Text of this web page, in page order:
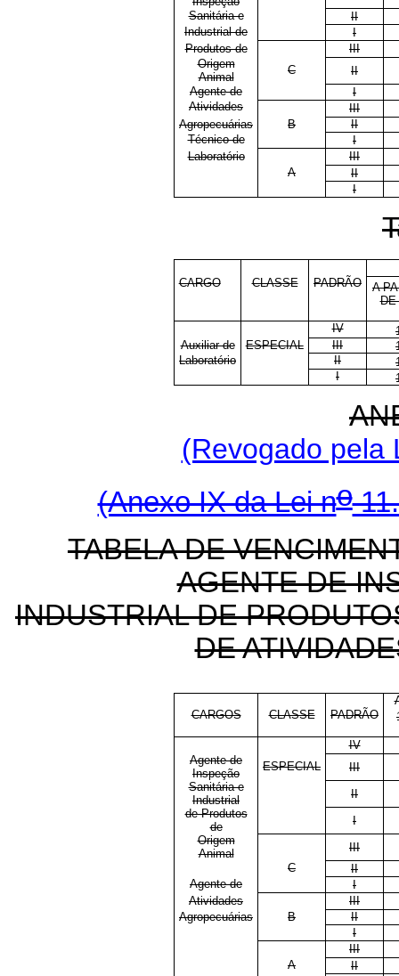
Sanitária e
II
Industrial de
I
Produtos de
III
Origem
Animal
C
II
Agente de
I
Atividades
III
Agropecuárias
B
II
Técnico de
I
Laboratório
III
A
II
I
CARGO CLASSE PADRÃO
A
DE
IV
Auxiliar de
ESPECIAL III
Laboratório
II
I
(Revogado pela
(Anexo IX da Lei no
TABELA DE
AGENTE DE
INDUSTRIAL DE
DE
CARGOS CLASSE PADRÃO
IV
Agente de
Inspeção
ESPECIAL
III
Sanitária e
Industrial
II
de Produtos
de
I
Origem
Animal
III
C
II
Agente de
I
Atividades
III
Agropecuárias
B
II
I
III
A
II